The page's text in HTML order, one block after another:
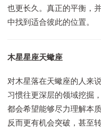
也更长久。真正的平衡，
中找到适合彼此的位置。
木星星座天蠍座
对木星落在天蠍座的人来
习惯往更深层的领域挖掘
都会希望能够尽力理解本
反而更有机会突破，甚至